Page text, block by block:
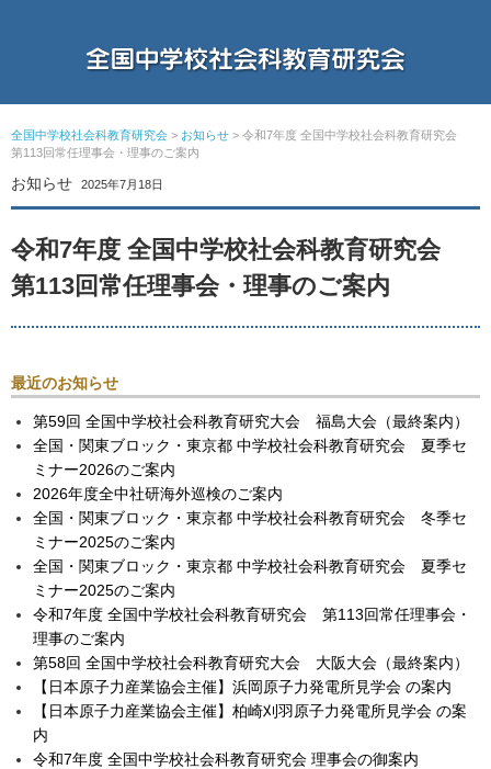
全国中学校社会科教育研究会 > お知らせ > 令和7年度 全国中学校社会科教育研究会
第113回常任理事会・理事のご案内
お知らせ 2025年7月18日
令和7年度 全国中学校社会科教育研究会
第113回常任理事会・理事のご案内
最近のお知らせ
第59回 全国中学校社会科教育研究大会 福島大会（最終案内）
全国・関東ブロック・東京都 中学校社会科教育研究会 夏季セ
ミナー2026のご案内
2026年度全中社研海外巡検のご案内
全国・関東ブロック・東京都 中学校社会科教育研究会 冬季セ
ミナー2025のご案内
全国・関東ブロック・東京都 中学校社会科教育研究会 夏季セ
ミナー2025のご案内
令和7年度 全国中学校社会科教育研究会 第113回常任理事会・
理事のご案内
第58回 全国中学校社会科教育研究大会 大阪大会（最終案内）
【日本原子力産業協会主催】浜岡原子力発電所見学会 の案内
【日本原子力産業協会主催】柏崎刈羽原子力発電所見学会 の案
内
令和7年度 全国中学校社会科教育研究会 理事会の御案内